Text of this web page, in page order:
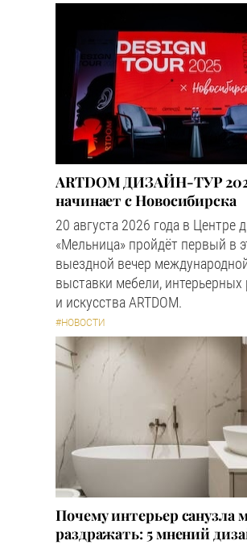
ARTDOM ДИЗАЙН-ТУР
начинает с Новосибирска
20 августа 2026 года в Центре
«Мельница» пройдёт первый в
выездной вечер
выставки мебели,
и искусства ARTDOM.
#НОВОСТИ
Почему интерьер санузла
раздражать: 5 мнений